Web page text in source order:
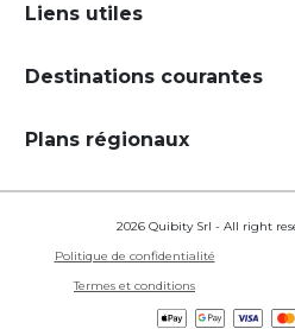
Liens utiles
Destinations courantes
Plans régionaux
2026 Quibity Srl - All right
Politique de confidentialité
Termes et conditions